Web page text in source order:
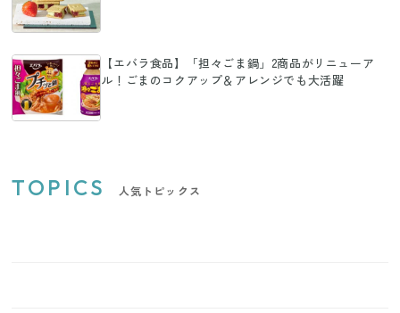
【エバラ食品】「担々ごま鍋」2商品がリニューア
ル！ごまのコクアップ＆アレンジでも大活躍
TOPICS 人気トピックス